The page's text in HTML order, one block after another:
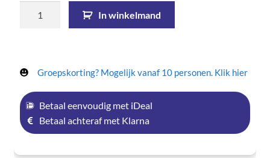
In winkelmand
Groepskorting? Mogelijk vanaf 10 personen. Klik hier
Betaal eenvoudig met iDeal
Betaal achteraf met Klarna